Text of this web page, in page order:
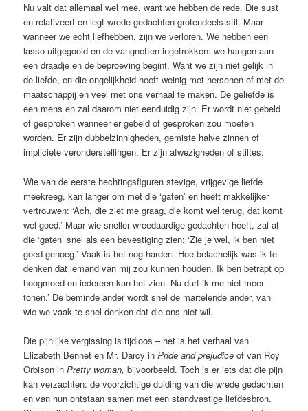
Nu valt dat allemaal wel mee, want we hebben de rede. Die sust
en relativeert en legt wrede gedachten grotendeels stil. Maar
wanneer we echt liefhebben, zijn we verloren. We hebben een
lasso uitgegooid en de vangnetten ingetrokken: we hangen aan
een draadje en de beproeving begint. Want we zijn niet gelijk in
de liefde, en die ongelijkheid heeft weinig met hersenen of met de
maatschappij en veel met ons verhaal te maken. De geliefde is
een mens en zal daarom niet eenduidig zijn. Er wordt niet gebeld
of gesproken wanneer er gebeld of gesproken zou moeten
worden. Er zijn dubbelzinnigheden, gemiste halve zinnen of
impliciete veronderstellingen. Er zijn afwezigheden of stiltes.
Wie van de eerste hechtingsfiguren stevige, vrijgevige liefde
meekreeg, kan langer om met die ‘gaten’ en heeft makkelijker
vertrouwen: ‘Ach, die ziet me graag, die komt wel terug, dat komt
wel goed.’ Maar wie sneller wreedaardige gedachten heeft, zal al
die ‘gaten’ snel als een bevestiging zien: ‘Zie je wel, ik ben niet
goed genoeg.’ Vaak is het nog harder: ‘Hoe belachelijk was ik te
denken dat iemand van mij zou kunnen houden. Ik ben betrapt op
hoogmoed en iedereen kan het zien. Nu durf ik me niet meer
tonen.’ De beminde ander wordt snel de martelende ander, van
wie we vaak te snel denken dat die ons niet wil.
Die pijnlijke vergissing is tijdloos – het is het verhaal van
Elizabeth Bennet en Mr. Darcy inPride and prejudice of van Roy
Orbison inPretty woman,bijvoorbeeld. Toch is er iets dat die pijn
kan verzachten:de voorzichtige duiding van die wrede gedachten
en van hun ontstaan samen met een standvastige liefdesbron.